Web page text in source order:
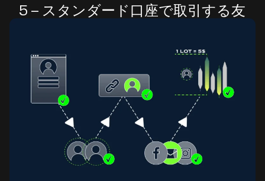
5 – スタンダード口座で取引する友